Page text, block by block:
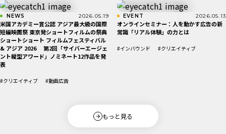
もっと見る
NEWS 2026.05.19
米国アカデミー賞公認 アジア最大級の国際
短編映画祭 東京発ショートフィルムの祭典
ショートショート フィルムフェスティバル
& アジア 2026 第2回「サイバーエージェ
ント縦型アワード」ノミネート12作品を発
表
#クリエイティブ #動画広告
EVENT 2026.05.13
オンラインセミナー：人を動かす広告の新
常識「リアル体験」の力とは
#インバウンド #クリエイティブ